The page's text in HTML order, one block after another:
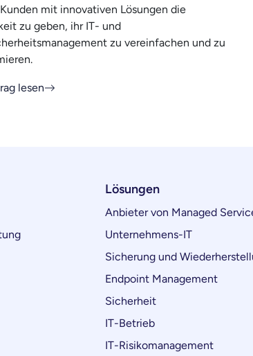
mit innovativen Lösungen die
zu geben, ihr IT- und
zu vereinfachen und zu
lesen
Lösungen
Anbieter von Managed
Unternehmens-IT
Sicherung und
Endpoint Management
Sicherheit
IT-Betrieb
IT-Risikomanagement